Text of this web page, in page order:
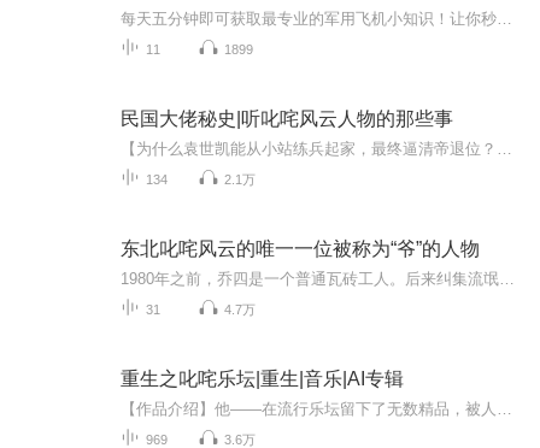
11 1899
民国大佬秘史|听叱咤风云人物的那些事
134 2.1万
东北叱咤风云的唯一一位被称为“爷”的人物
31 4.7万
重生之叱咤乐坛|重生|音乐|AI专辑
969 3.6万